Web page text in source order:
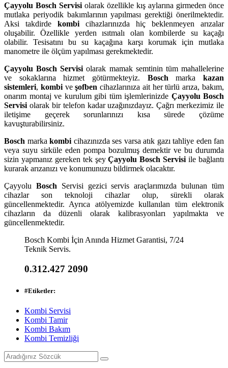
Çayyolu Bosch Servisi olarak özellikle kış aylarına girmeden önce
mutlaka periyodik bakımlarının yapılması gerektiği önerilmektedir.
Aksi takdirde kombi cihazlarınızda hiç beklenmeyen arızalar
oluşabilir. Özellikle yerden ısıtmalı olan kombilerde su kaçağı
olabilir. Tesisatını bu su kaçağına karşı korumak için mutlaka
manometre ile ölçüm yapılması gerekmektedir.
ÇayyoluBosch Servisiolarak mamak semtinin tüm mahallelerine
ve sokaklarına hizmet götürmekteyiz. Boschmarkakazan
sistemleri, kombi veşofben cihazlarınıza ait her türlü arıza, bakım,
onarım montaj ve kurulum gibi tüm işlemlerinizde Çayyolu Bosch
Servisi olarak bir telefon kadar uzağınızdayız. Çağrı merkezimiz ile
iletişime geçerek sorunlarınızı kısa sürede çözüme
kavuşturabilirsiniz.
Bosch marka kombi cihazınızda ses varsa atık gazı tahliye eden fan
veya suyu sirküle eden pompa bozulmuş demektir ve bu durumda
sizin yapmanız gereken tek şeyÇayyolu Bosch Servisiile bağlantı
kurarak arızanızı ve konumunuzu bildirmek olacaktır.
Çayyolu Bosch Servisi gezici servis araçlarımızda bulunan tüm
cihazlar son teknoloji cihazlar olup, sürekli olarak
güncellenmektedir. Ayrıca atölyemizde kullanılan tüm elektronik
cihazların da düzenli olarak kalibrasyonları yapılmakta ve
güncellenmektedir.
Bosch Kombi İçin Anında Hizmet Garantisi, 7/24
Teknik Servis.
0.312.427 2090
#Etiketler:
Kombi Servisi
Kombi Tamir
Kombi Bakım
Kombi Temizliği